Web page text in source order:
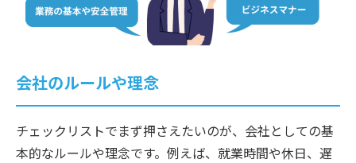
会社のルールや理念
チェックリストでまず押さえたいのが、会社としての基
本的なルールや理念です。例えば、就業時間や休日、遅